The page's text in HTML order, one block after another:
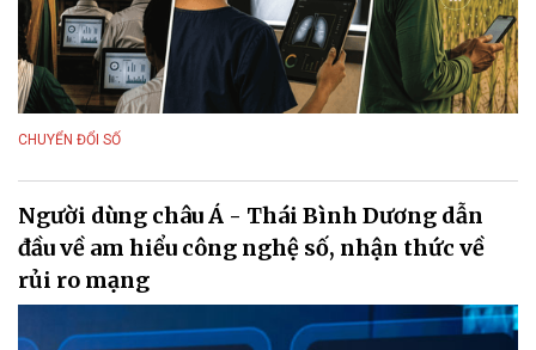
CHUYỂN ĐỔI SỐ
Người dùng châu Á - Thái Bình Dương dẫn
đầu về am hiểu công nghệ số, nhận thức về
rủi ro mạng